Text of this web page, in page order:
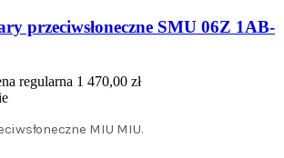
przeciwsłoneczne SMU 06Z 1AB-
regularna 1 470,00 zł
MIU MIU.